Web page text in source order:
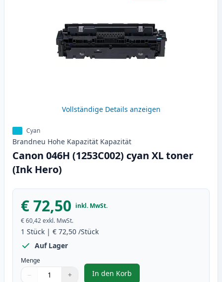
Vollständige Details anzeigen
Cyan
Brandneu Hohe Kapazität Kapazität
Canon 046H (1253C002) cyan XL toner
(Ink Hero)
€ 72,50 inkl. MwSt.
€ 60,42exkl. MwSt.
1 Stück | € 72,50 /Stück
Auf Lager
Menge
Verwenden Sie die Tasten, um anzupassen
− +
1
In den Korb
, Canon 046H (1253C002) cyan